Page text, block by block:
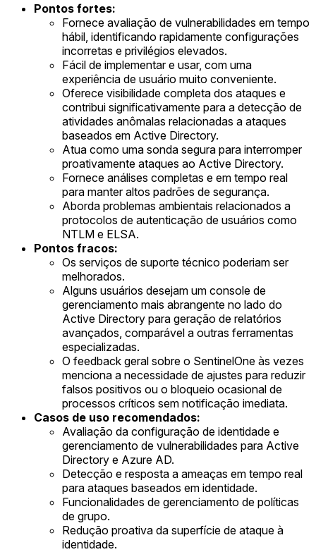
Pontos fortes:
Fornece avaliação de vulnerabilidades em tempo
hábil, identificando rapidamente configurações
incorretas e privilégios elevados.
Fácil de implementar e usar, com uma
experiência de usuário muito conveniente.
Oferece visibilidade completa dos ataques e
contribui significativamente para a detecção de
atividades anômalas relacionadas a ataques
baseados em Active Directory.
Atua como uma sonda segura para interromper
proativamente ataques ao Active Directory.
Fornece análises completas e em tempo real
para manter altos padrões de segurança.
Aborda problemas ambientais relacionados a
protocolos de autenticação de usuários como
NTLM e ELSA.
Pontos fracos:
Os serviços de suporte técnico poderiam ser
melhorados.
Alguns usuários desejam um console de
gerenciamento mais abrangente no lado do
Active Directory para geração de relatórios
avançados, comparável a outras ferramentas
especializadas.
O feedback geral sobre o SentinelOne às vezes
menciona a necessidade de ajustes para reduzir
falsos positivos ou o bloqueio ocasional de
processos críticos sem notificação imediata.
Casos de uso recomendados:
Avaliação da configuração de identidade e
gerenciamento de vulnerabilidades para Active
Directory e Azure AD.
Detecção e resposta a ameaças em tempo real
para ataques baseados em identidade.
Funcionalidades de gerenciamento de políticas
de grupo.
Redução proativa da superfície de ataque à
identidade.